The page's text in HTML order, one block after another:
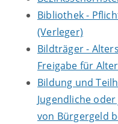
Bibliothek -
(Verleger)
Bildträger -
Freigabe für
Bildung und
Jugendliche
von Bürgergeld